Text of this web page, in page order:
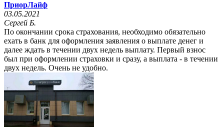
ПриорЛайф
03.05.2021
Сергей Б.
По окончании срока страхования, необходимо обязательно
ехать в банк для оформления заявления о выплате денег и
далее ждать в течении двух недель выплату. Первый взнос
был при оформлении страховки и сразу, а выплата - в течении
двух недель. Очень не удобно.